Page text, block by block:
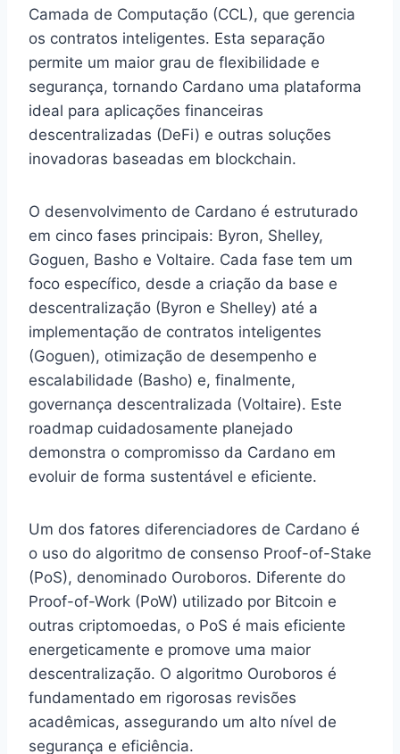
Camada de Computação (CCL), que gerencia
os contratos inteligentes. Esta separação
permite um maior grau de flexibilidade e
segurança, tornando Cardano uma plataforma
ideal para aplicações financeiras
descentralizadas (DeFi) e outras soluções
inovadoras baseadas em blockchain.
O desenvolvimento de Cardano é estruturado
em cinco fases principais: Byron, Shelley,
Goguen, Basho e Voltaire. Cada fase tem um
foco específico, desde a criação da base e
descentralização (Byron e Shelley) até a
implementação de contratos inteligentes
(Goguen), otimização de desempenho e
escalabilidade (Basho) e, finalmente,
governança descentralizada (Voltaire). Este
roadmap cuidadosamente planejado
demonstra o compromisso da Cardano em
evoluir de forma sustentável e eficiente.
Um dos fatores diferenciadores de Cardano é
o uso do algoritmo de consenso Proof-of-Stake
(PoS), denominado Ouroboros. Diferente do
Proof-of-Work (PoW) utilizado por Bitcoin e
outras criptomoedas, o PoS é mais eficiente
energeticamente e promove uma maior
descentralização. O algoritmo Ouroboros é
fundamentado em rigorosas revisões
acadêmicas, assegurando um alto nível de
segurança e eficiência.